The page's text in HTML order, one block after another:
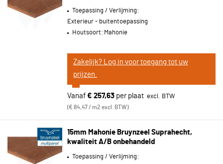
Toepassing / Verlijming:
Exterieur - buitentoepassing
Houtsoort: Mahonie
Zakelijk? Log in voor toegang tot uw
prijzen.
Vanaf € 257,63 per plaat
€ 84,47 / m2 excl. BTW
15mm Mahonie Bruynzeel Suprahecht,
kwaliteit A/B onbehandeld
Toepassing / Verlijming: